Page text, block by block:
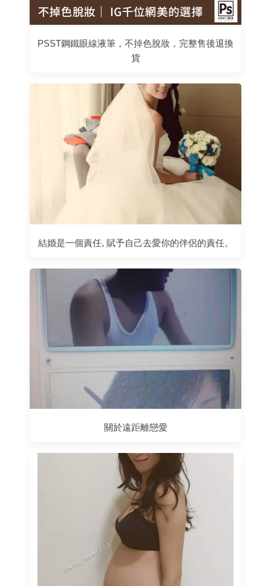
PSST鋼鐵眼線液筆，不掉色脫妝，完整售後退換
貨
結婚是一個責任, 賦予自己去愛你的伴侶的責任。
關於遠距離戀愛